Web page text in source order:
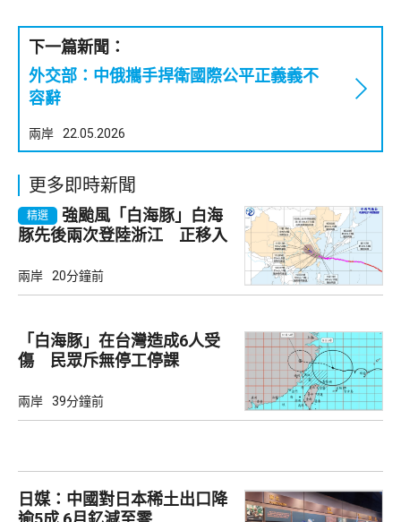
下一篇新聞：
外交部：中俄攜手捍衛國際公平正義義不
容辭
兩岸 22.05.2026
更多即時新聞
精選
強颱風「白海豚」白海
豚先後兩次登陸浙江 正移入
兩岸 20分鐘前
「白海豚」在台灣造成6人受
傷 民眾斥無停工停課
兩岸 39分鐘前
日媒：中國對日本稀土出口降